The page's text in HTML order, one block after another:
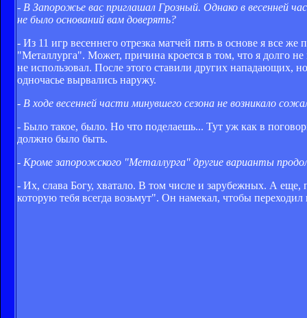
- В Запорожье вас приглашал Грозный. Однако в весенней
не было оснований вам доверять?
- Из 11 игр весеннего отрезка матчей пять в основе я все
"Металлурга". Может, причина кроется в том, что я долго
не использовал. После этого ставили других нападающих,
одночасье вырвались наружу.
- В ходе весенней части минувшего сезона не возникало
- Было такое, было. Но что поделаешь... Тут уж как в
должно было быть.
- Кроме запорожского "Металлурга" другие варианты
- Их, слава Богу, хватало. В том числе и зарубежных. А
которую тебя всегда возьмут". Он намекал, чтобы